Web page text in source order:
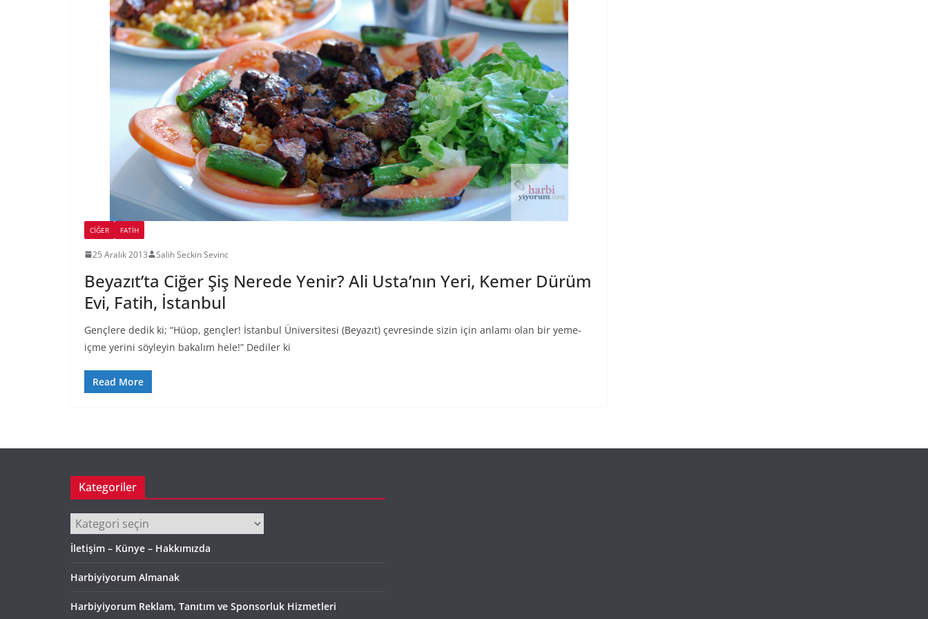
CIĞER FATIH
25 Aralık 2013 Salih Seckin Sevinc
Beyazıt’ta Ciğer Şiş Nerede Yenir? Ali Usta’nın Yeri, Kemer Dürüm
Evi, Fatih, İstanbul
Gençlere dedik ki; “Hüop, gençler! İstanbul Üniversitesi (Beyazıt) çevresinde sizin için anlamı olan bir yeme-
içme yerini söyleyin bakalım hele!” Dediler ki
Read More
Kategoriler
Kategoriler
İletişim – Künye – Hakkımızda
Harbiyiyorum Almanak
Harbiyiyorum Reklam, Tanıtım ve Sponsorluk Hizmetleri